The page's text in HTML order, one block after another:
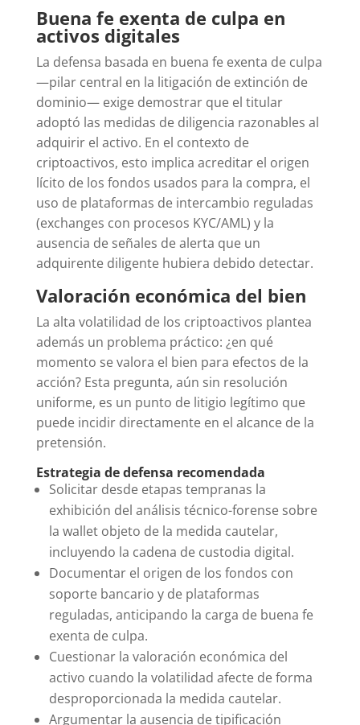
Buena fe exenta de culpa en
activos digitales
La defensa basada en buena fe exenta de culpa
—pilar central en la litigación de extinción de
dominio— exige demostrar que el titular
adoptó las medidas de diligencia razonables al
adquirir el activo. En el contexto de
criptoactivos, esto implica acreditar el origen
lícito de los fondos usados para la compra, el
uso de plataformas de intercambio reguladas
(exchanges con procesos KYC/AML) y la
ausencia de señales de alerta que un
adquirente diligente hubiera debido detectar.
Valoración económica del bien
La alta volatilidad de los criptoactivos plantea
además un problema práctico: ¿en qué
momento se valora el bien para efectos de la
acción? Esta pregunta, aún sin resolución
uniforme, es un punto de litigio legítimo que
puede incidir directamente en el alcance de la
pretensión.
Estrategia de defensa recomendada
Solicitar desde etapas tempranas la
exhibición del análisis técnico-forense sobre
la wallet objeto de la medida cautelar,
incluyendo la cadena de custodia digital.
Documentar el origen de los fondos con
soporte bancario y de plataformas
reguladas, anticipando la carga de buena fe
exenta de culpa.
Cuestionar la valoración económica del
activo cuando la volatilidad afecte de forma
desproporcionada la medida cautelar.
Argumentar la ausencia de tipificación